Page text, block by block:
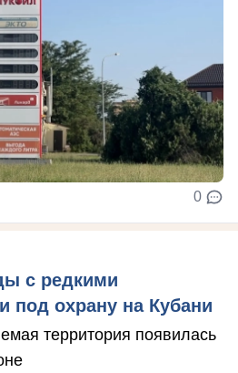
0
с редкими
под охрану на Кубани
территория появилась